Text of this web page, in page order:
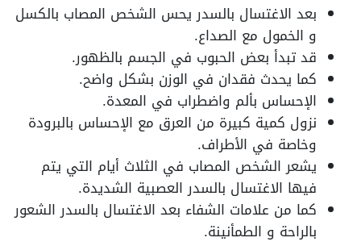
بعد الاغتسال بالسدر يحس الشخص المصاب بالكسل
و الخمول مع الصداع.
قد تبدأ بعض الحبوب في الجسم بالظهور.
كما يحدث فقدان في الوزن بشكل واضح.
الإحساس بألم واضطراب في المعدة.
نزول كمية كبيرة من العرق مع الإحساس بالبرودة
وخاصة في الأطراف.
يشعر الشخص المصاب في الثلاث أيام التي يتم
فيها الاغتسال بالسدر العصبية الشديدة.
كما من علامات الشفاء بعد الاغتسال بالسدر الشعور
بالراحة و الطمأنينة.